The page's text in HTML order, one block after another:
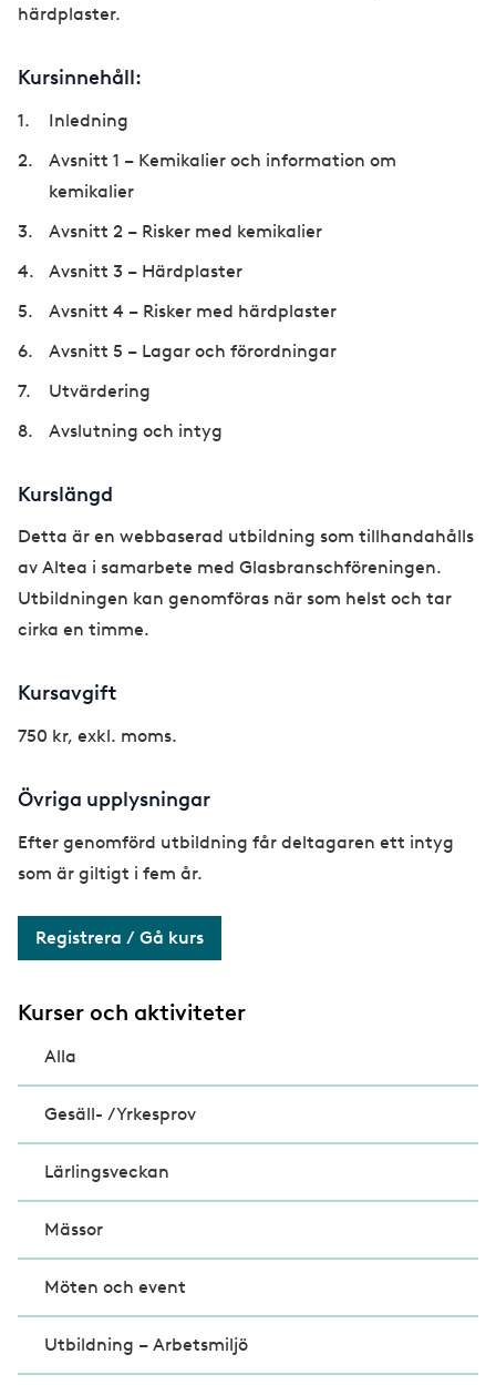
härdplaster.
Kursinnehåll:
Inledning
Avsnitt 1 – Kemikalier och information om
kemikalier
Avsnitt 2 – Risker med kemikalier
Avsnitt 3 – Härdplaster
Avsnitt 4 – Risker med härdplaster
Avsnitt 5 – Lagar och förordningar
Utvärdering
Avslutning och intyg
Kurslängd
Detta är en webbaserad utbildning som tillhandahålls
av Altea i samarbete med Glasbranschföreningen.
Utbildningen kan genomföras när som helst och tar
cirka en timme.
Kursavgift
750 kr, exkl. moms.
Övriga upplysningar
Efter genomförd utbildning får deltagaren ett intyg
som är giltigt i fem år.
Registrera / Gå kurs
Kurser och aktiviteter
Alla
Gesäll- /Yrkesprov
Lärlingsveckan
Mässor
Möten och event
Utbildning – Arbetsmiljö